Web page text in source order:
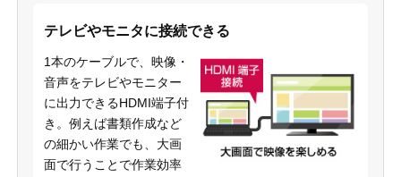
テレビやモニタに接続できる
1本のケーブルで、映像・
音声をテレビやモニター
に出力できるHDMI端子付
き。例えば書類作成など
の細かい作業でも、大画
面で行うことで作業効率